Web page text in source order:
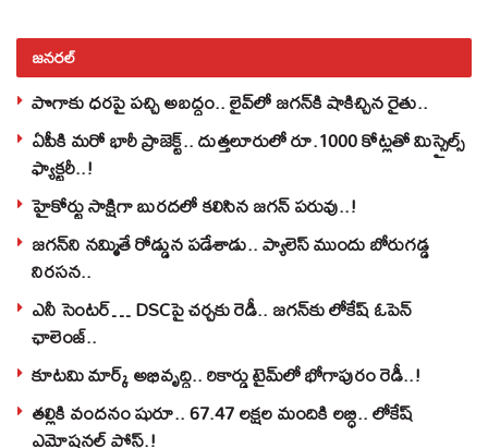
జనరల్
పొగాకు ధరపై పచ్చి అబద్దం.. లైవ్‌లో జగన్‌కి షాకిచ్చిన రైతు..
ఏపీకి మరో భారీ ప్రాజెక్ట్.. దుత్తలూరులో రూ.1000 కోట్లతో మిస్సైల్స్
ఫ్యాక్టరీ..!
హైకోర్టు సాక్షిగా బురదలో కలిసిన జగన్ పరువు..!
జగన్‌ని నమ్మితే రోడ్డున పడేశాడు.. ప్యాలెస్‌ ముందు బోరుగడ్డ
నిరసన..
ఎనీ సెంటర్‌… DSCపై చర్చకు రెడీ.. జగన్‌కు లోకేష్‌ ఓపెన్
ఛాలెంజ్..
కూటమి మార్క్ అభివృద్ధి.. రికార్డు టైమ్‌లో భోగాపురం రెడీ..!
తల్లికి వందనం షురూ.. 67.47 లక్షల మందికి లబ్ధి.. లోకేష్‌
ఎమోషనల్ పోస్ట్‌.!